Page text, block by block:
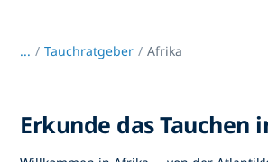
... / Tauchratgeber Afrika
Erkunde das Tauchen